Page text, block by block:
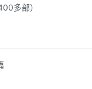
多部）